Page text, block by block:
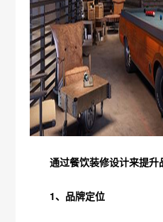
通过餐饮装修设计来提升
1、品牌定位